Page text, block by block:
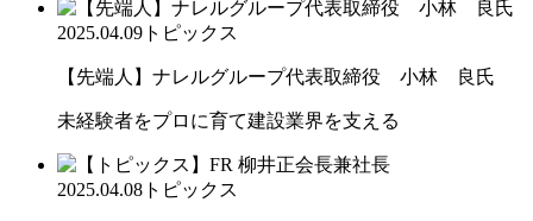
2025.04.09 トピックス
【先端人】ナレルグループ代表取締役 小林 良氏
未経験者をプロに育て建設業界を支える
2025.04.08 トピックス